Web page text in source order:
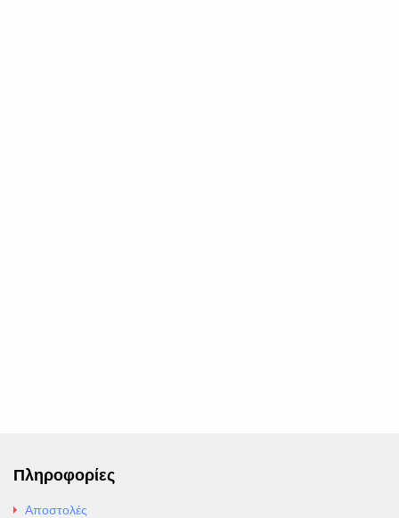
Πληροφορίες
Αποστολές